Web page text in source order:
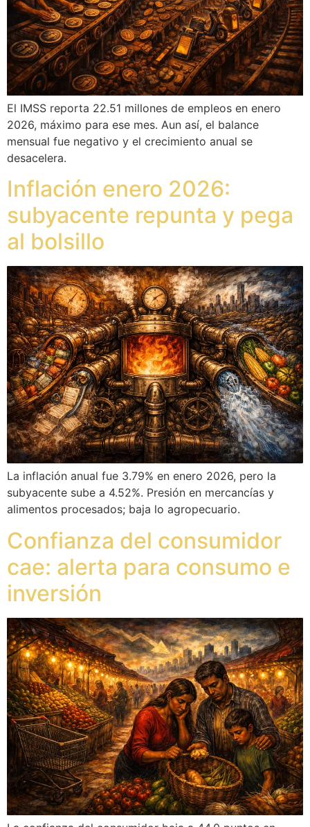
El IMSS reporta 22.51 millones de empleos en enero
2026, máximo para ese mes. Aun así, el balance
mensual fue negativo y el crecimiento anual se
desacelera.
Inflación enero 2026:
subyacente repunta y pega
al bolsillo
La inflación anual fue 3.79% en enero 2026, pero la
subyacente sube a 4.52%. Presión en mercancías y
alimentos procesados; baja lo agropecuario.
Confianza del consumidor
cae: alerta para consumo e
inversión